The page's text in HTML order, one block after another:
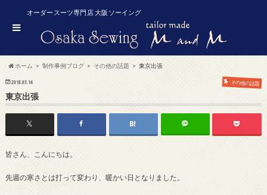
オーダースーツ専門店 大阪ソーイング
ホーム 制作事例ブログ その他の話題 東京出張
2018.03.14 その他の話題
東京出張
皆さん、こんにちは。
先週の寒さとは打って変わり、暖かい日となりました。